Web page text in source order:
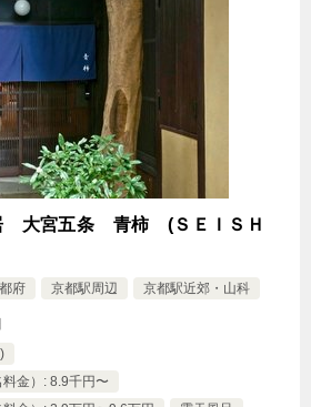
格】
室禁煙/バスタブ付】ツイン ★
室禁煙/バスタブ付】デラックス
クス）
室禁煙/バスタブ付】キングスイ
大宮五条 青柿 (ＳＥＩＳＨ
府 京都駅周辺 京都駅近郊・山科
金）: 8.9千円〜